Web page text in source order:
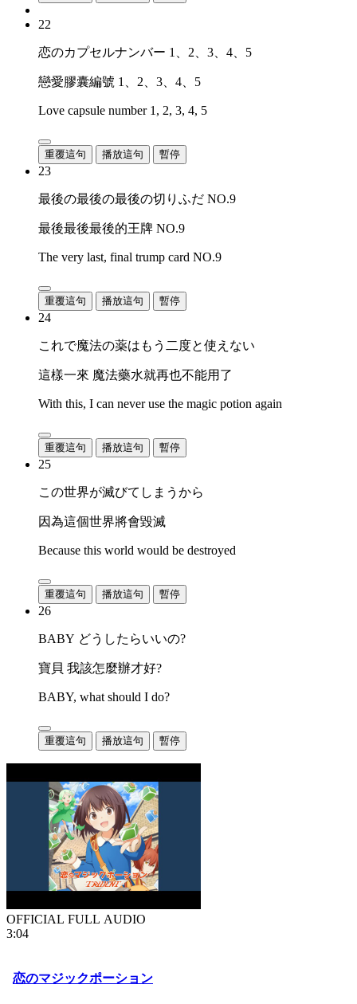
22
恋のカプセルナンバー 1、2、3、4、5
戀愛膠囊編號 1、2、3、4、5
Love capsule number 1, 2, 3, 4, 5
重覆這句 播放這句 暫停
23
最後の最後の最後の切りふだ NO.9
最後最後最後的王牌 NO.9
The very last, final trump card NO.9
重覆這句 播放這句 暫停
24
これで魔法の薬はもう二度と使えない
這樣一來 魔法藥水就再也不能用了
With this, I can never use the magic potion again
重覆這句 播放這句 暫停
25
この世界が滅びてしまうから
因為這個世界將會毀滅
Because this world would be destroyed
重覆這句 播放這句 暫停
26
BABY どうしたらいいの?
寶貝 我該怎麼辦才好?
BABY, what should I do?
重覆這句 播放這句 暫停
OFFICIAL FULL AUDIO
3:04
恋のマジックポーション